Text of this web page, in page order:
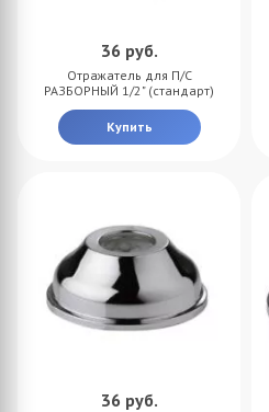
36 руб.
Отражатель для П/С
РАЗБОРНЫЙ 1/2" (стандарт)
Купить
36 руб.